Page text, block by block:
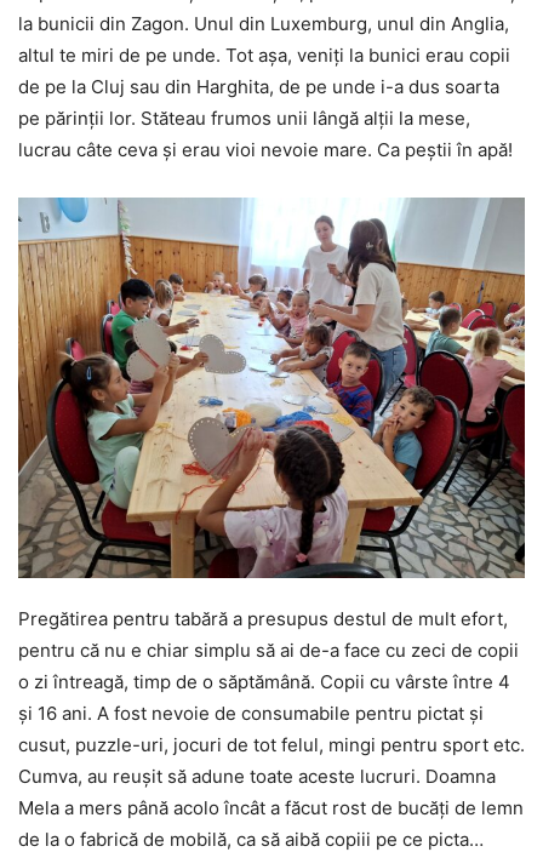
la bunicii din Zagon. Unul din Luxemburg, unul din Anglia,
altul te miri de pe unde. Tot așa, veniți la bunici erau copii
de pe la Cluj sau din Harghita, de pe unde i-a dus soarta
pe părinții lor. Stăteau frumos unii lângă alții la mese,
lucrau câte ceva și erau vioi nevoie mare. Ca peștii în apă!
Pregătirea pentru tabără a presupus destul de mult efort,
pentru că nu e chiar simplu să ai de-a face cu zeci de copii
o zi întreagă, timp de o săptămână. Copii cu vârste între 4
și 16 ani. A fost nevoie de consumabile pentru pictat și
cusut, puzzle-uri, jocuri de tot felul, mingi pentru sport etc.
Cumva, au reușit să adune toate aceste lucruri. Doamna
Mela a mers până acolo încât a făcut rost de bucăți de lemn
de la o fabrică de mobilă, ca să aibă copiii pe ce picta…